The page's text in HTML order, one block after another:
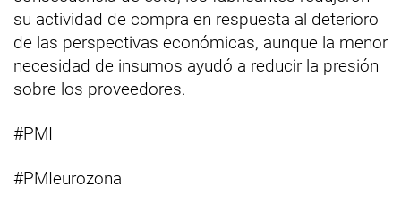
su actividad de compra en respuesta al deterioro
de las perspectivas económicas, aunque la menor
necesidad de insumos ayudó a reducir la presión
sobre los proveedores.
#PMI
#PMIeurozona